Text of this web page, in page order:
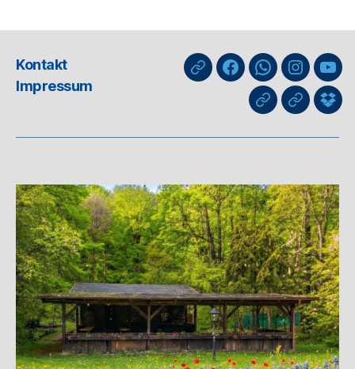
Kontakt
Impressum
nuLigaFacebookWhatsApp-
Kanal
GIPHYThreads